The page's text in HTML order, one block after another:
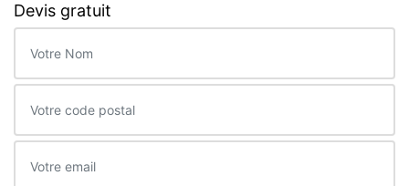
Devis gratuit